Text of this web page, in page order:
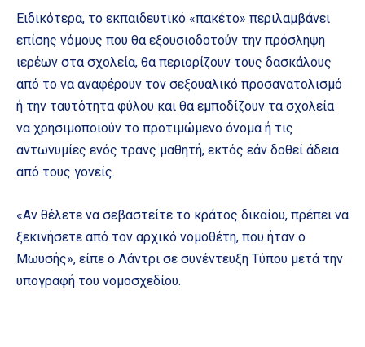
Ειδικότερα, το εκπαιδευτικό «πακέτο» περιλαμβάνει
επίσης νόμους που θα εξουσιοδοτούν την πρόσληψη
ιερέων στα σχολεία, θα περιορίζουν τους δασκάλους
από το να αναφέρουν τον σεξουαλικό προσανατολισμό
ή την ταυτότητα φύλου και θα εμποδίζουν τα σχολεία
να χρησιμοποιούν το προτιμώμενο όνομα ή τις
αντωνυμίες ενός τρανς μαθητή, εκτός εάν δοθεί άδεια
από τους γονείς.
«Αν θέλετε να σεβαστείτε το κράτος δικαίου, πρέπει να
ξεκινήσετε από τον αρχικό νομοθέτη, που ήταν ο
Μωυσής», είπε ο Λάντρι σε συνέντευξη Τύπου μετά την
υπογραφή του νομοσχεδίου.